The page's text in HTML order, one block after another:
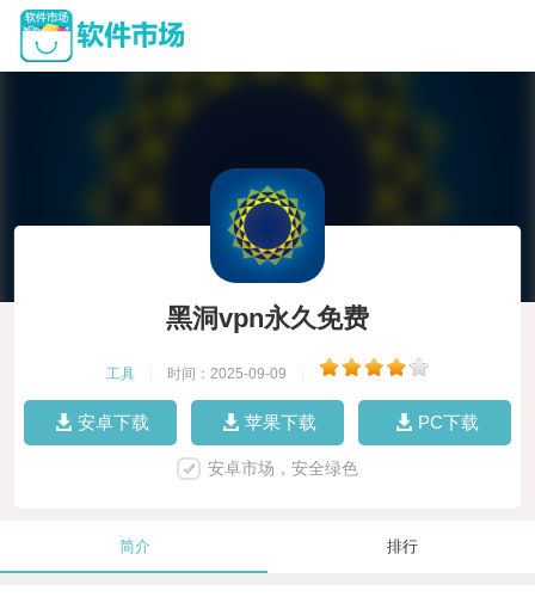
黑洞vpn永久免费
工具 时间：2025-09-09
安卓下载 苹果下载 PC下载
安卓市场，安全绿色
简介 排行